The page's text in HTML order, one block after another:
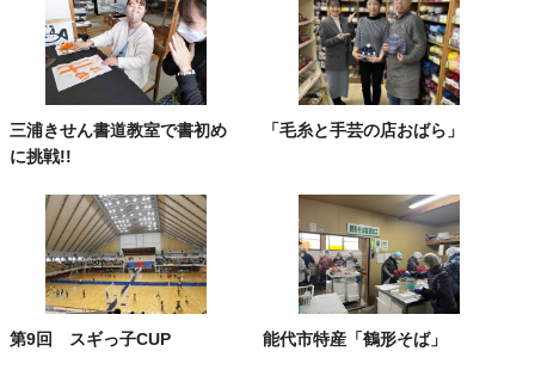
三浦きせん書道教室で書初め
に挑戦!!
「毛糸と手芸の店おばら」
第9回 スギっ子CUP 能代市特産「鶴形そば」